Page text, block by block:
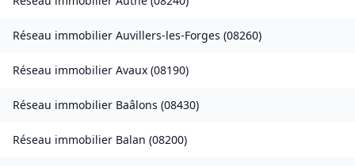
Réseau immobilier Auvillers-les-Forges (08260)
Réseau immobilier Avaux (08190)
Réseau immobilier Baâlons (08430)
Réseau immobilier Balan (08200)